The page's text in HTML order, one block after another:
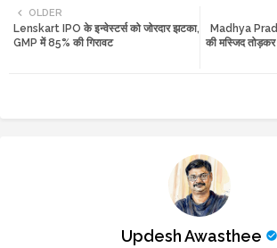
tte ats
Madhya
की मस्जिद तोड़कर
OLDER
Lenskart IPO के इन्वेस्टर्स को जोरदार झटका,
GMP में 85% की गिरावट
Updesh Awasthee